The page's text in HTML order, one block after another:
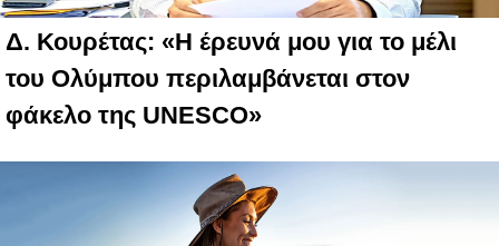
Δ. Κουρέτας: «Η έρευνά μου για το μέλι
του Ολύμπου περιλαμβάνεται στον
φάκελο της UNESCO»